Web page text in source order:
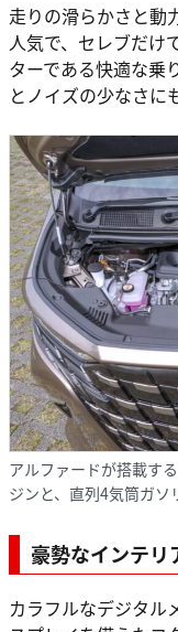
走りの滑らかさと動
人気で、セレブだけ
ターである快適な乗
とノイズの少なさに
アルファードが搭載す
ジンと、直列4気筒ガソ
豪勢なインテリ
カラフルなデジタル